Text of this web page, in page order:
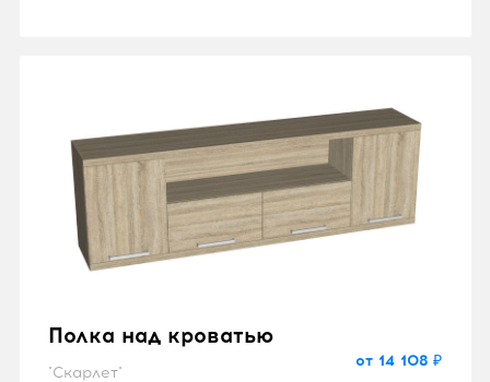
Полка над кроватью
"Скарлет"
от 14 108 ₽